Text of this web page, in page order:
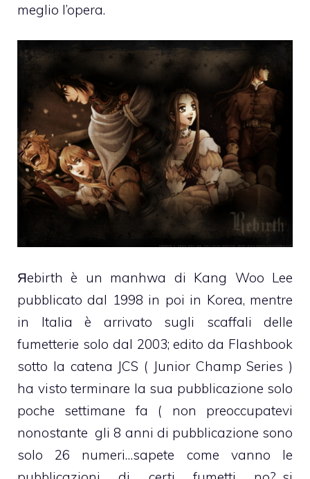
meglio l’opera.
Яebirth è un manhwa di Kang Woo Lee
pubblicato dal 1998 in poi in Korea, mentre
in Italia è arrivato sugli scaffali delle
fumetterie solo dal 2003; edito da Flashbook
sotto la catena JCS ( Junior Champ Series )
ha visto terminare la sua pubblicazione solo
poche settimane fa ( non preoccupatevi
nonostante gli 8 anni di pubblicazione sono
solo 26 numeri…sapete come vanno le